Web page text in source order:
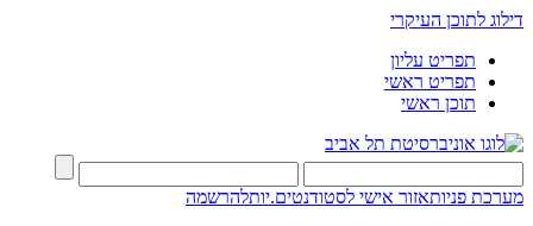
דילוג לתוכן העיקרי
תפריט עליון
תפריט ראשי
תוכן ראשי
מערכת פניותאזור אישי לסטודנטים.יותלהרשמה